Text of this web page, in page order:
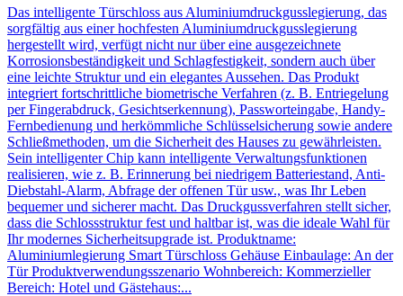
Das intelligente Türschloss aus Aluminiumdruckgusslegierung, das
sorgfältig aus einer hochfesten Aluminiumdruckgusslegierung
hergestellt wird, verfügt nicht nur über eine ausgezeichnete
Korrosionsbeständigkeit und Schlagfestigkeit, sondern auch über
eine leichte Struktur und ein elegantes Aussehen. Das Produkt
integriert fortschrittliche biometrische Verfahren (z. B. Entriegelung
per Fingerabdruck, Gesichtserkennung), Passworteingabe, Handy-
Fernbedienung und herkömmliche Schlüsselsicherung sowie andere
Schließmethoden, um die Sicherheit des Hauses zu gewährleisten.
Sein intelligenter Chip kann intelligente Verwaltungsfunktionen
realisieren, wie z. B. Erinnerung bei niedrigem Batteriestand, Anti-
Diebstahl-Alarm, Abfrage der offenen Tür usw., was Ihr Leben
bequemer und sicherer macht. Das Druckgussverfahren stellt sicher,
dass die Schlossstruktur fest und haltbar ist, was die ideale Wahl für
Ihr modernes Sicherheitsupgrade ist. Produktname:
Aluminiumlegierung Smart Türschloss Gehäuse Einbaulage: An der
Tür Produktverwendungsszenario Wohnbereich: Kommerzieller
Bereich: Hotel und Gästehaus:...